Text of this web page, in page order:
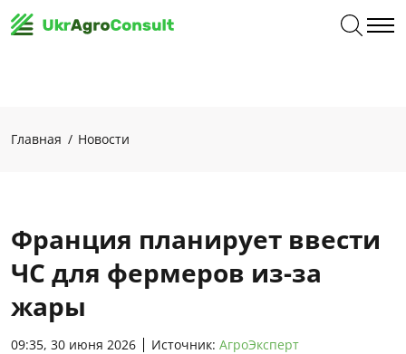
Главная Новости
Франция планирует ввести
ЧС для фермеров из-за
жары
09:35, 30 июня 2026 Источник: АгроЭксперт